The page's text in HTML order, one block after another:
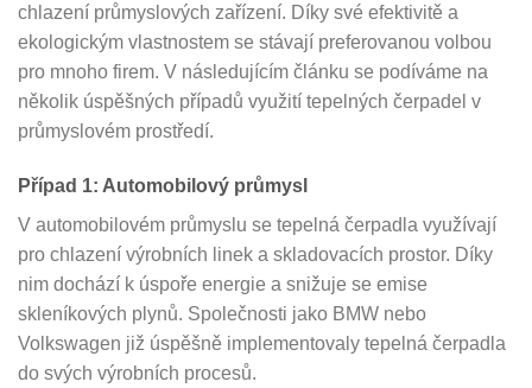
chlazení průmyslových zařízení. Díky své efektivitě a
ekologickým vlastnostem se stávají preferovanou volbou
pro mnoho firem. V následujícím článku se podíváme na
několik úspěšných případů využití tepelných čerpadel v
průmyslovém prostředí.
Případ 1: Automobilový průmysl
V automobilovém průmyslu se tepelná čerpadla využívají
pro chlazení výrobních linek a skladovacích prostor. Díky
nim dochází k úspoře energie a snižuje se emise
skleníkových plynů. Společnosti jako BMW nebo
Volkswagen již úspěšně implementovaly tepelná čerpadla
do svých výrobních procesů.